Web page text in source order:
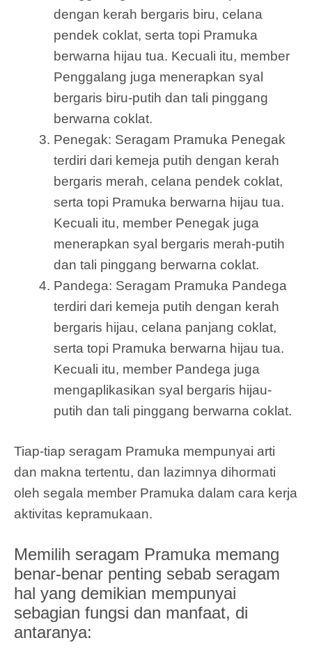
dengan kerah bergaris biru, celana
pendek coklat, serta topi Pramuka
berwarna hijau tua. Kecuali itu, member
Penggalang juga menerapkan syal
bergaris biru-putih dan tali pinggang
berwarna coklat.
Penegak: Seragam Pramuka Penegak
terdiri dari kemeja putih dengan kerah
bergaris merah, celana pendek coklat,
serta topi Pramuka berwarna hijau tua.
Kecuali itu, member Penegak juga
menerapkan syal bergaris merah-putih
dan tali pinggang berwarna coklat.
Pandega: Seragam Pramuka Pandega
terdiri dari kemeja putih dengan kerah
bergaris hijau, celana panjang coklat,
serta topi Pramuka berwarna hijau tua.
Kecuali itu, member Pandega juga
mengaplikasikan syal bergaris hijau-
putih dan tali pinggang berwarna coklat.
Tiap-tiap seragam Pramuka mempunyai arti
dan makna tertentu, dan lazimnya dihormati
oleh segala member Pramuka dalam cara kerja
aktivitas kepramukaan.
Memilih seragam Pramuka memang
benar-benar penting sebab seragam
hal yang demikian mempunyai
sebagian fungsi dan manfaat, di
antaranya: